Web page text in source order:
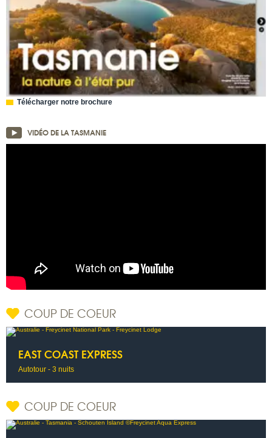
Télécharger notre brochure
VIDÉO DE LA TASMANIE
COUP DE COEUR
EAST COAST EXPRESS
Autotour - 3 nuits
COUP DE COEUR